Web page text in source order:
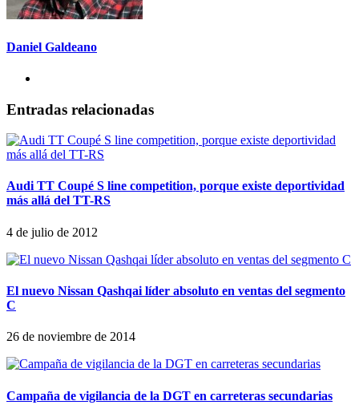
Daniel Galdeano
Entradas relacionadas
Audi TT Coupé S line competition, porque existe deportividad
más allá del TT-RS
4 de julio de 2012
El nuevo Nissan Qashqai líder absoluto en ventas del segmento
C
26 de noviembre de 2014
Campaña de vigilancia de la DGT en carreteras secundarias